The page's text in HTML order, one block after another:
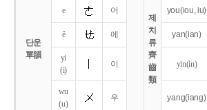
단운
單韻
제
치
류
齊
齒
類
e 어 you(iou,iu)
ê 에 yan(ian)
yi
(i)
이 yin(in)
wu
(u)
우 yang(iang)